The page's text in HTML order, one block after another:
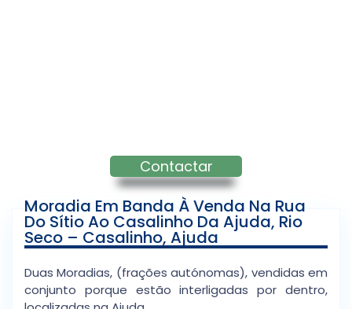
Contactar
Moradia Em Banda À Venda Na Rua
Do Sítio Ao Casalinho Da Ajuda, Rio
Seco – Casalinho, Ajuda
Duas Moradias, (frações autónomas), vendidas em
conjunto porque estão interligadas por dentro,